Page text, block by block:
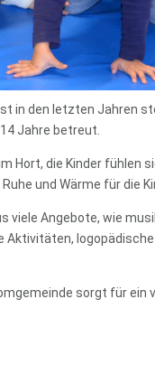
in den letzten Jahren
Jahre betreut.
Hort, die Kinder fühlen
und Wärme für die
viele Angebote, wie
Aktivitäten, logopädische
sorgt für ein